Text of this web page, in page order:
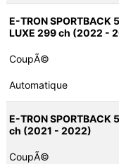
E-TRON SPORTBACK
LUXE 299 ch (2022 -
CoupÃ©
Automatique
E-TRON SPORTBACK
ch (2021 - 2022)
CoupÃ©